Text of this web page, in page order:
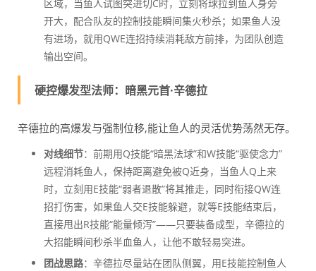
区域，当鱼人试图突进切C时，立刻将球拉到鱼人身旁
开大，配合队友的控制技能瞬间集火秒杀；如果鱼人没
有进场，就用QWE连招持续消耗敌方前排，为团队创造
输出空间。
硬控爆发型法师：暗黑元首·辛德拉
辛德拉的高爆发与强制位移,能让鱼人的灵活优势荡然无存。
对线细节：前期用Q技能“暗黑法球”和W技能“驱使念力”
远程消耗鱼人，保持距离避免被Q近身，当鱼人Q上来
时，立刻用E技能“弱者退散”将其推走，同时衔接QW连
招打伤害，如果鱼人交E技能躲避，就等E技能结束后，
直接甩出R技能“能量倾泻”——只要装备成型，辛德拉的
大招能瞬间秒杀半血鱼人，让他不敢轻易突进。
团战思路：辛德拉尽量站在团队侧翼，用E技能控制鱼人